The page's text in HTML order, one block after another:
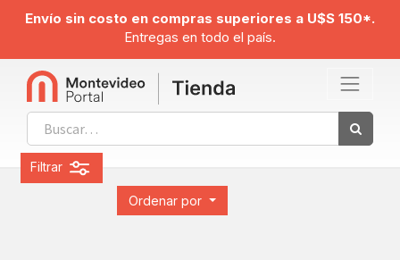
Envío sin costo en compras superiores a U$S 150*.
Entregas en todo el país.
Ordenar por
Filtrar